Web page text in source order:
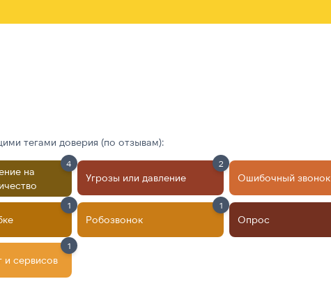
тегами доверия (по отзывам):
на
4
Угрозы или давление
2
Ошибочный звонок
1
Робозвонок
1
Опрос
и сервисов
1